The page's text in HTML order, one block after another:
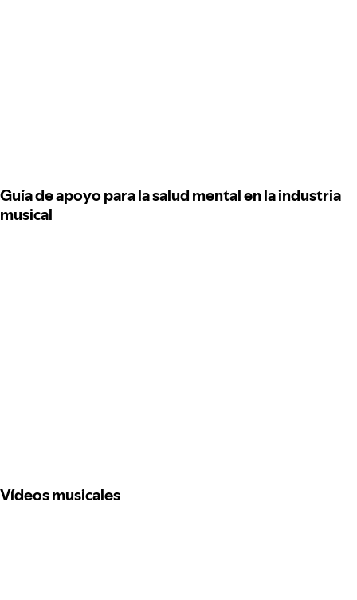
Guía de apoyo para la salud mental en la industria
musical
Vídeos musicales